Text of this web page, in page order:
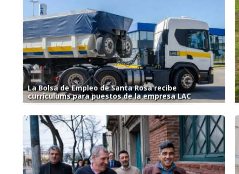
La Bolsa de Empleo de Santa Rosa recibe
currículums para puestos de la empresa LAC